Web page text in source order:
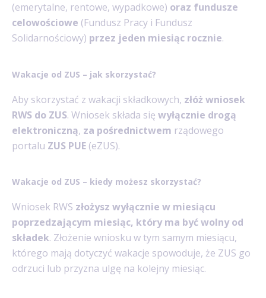
(emerytalne, rentowe, wypadkowe) oraz fundusze
celowościowe (Fundusz Pracy i Fundusz
Solidarnościowy) przez jeden miesiąc rocznie.
Wakacje od ZUS – jak skorzystać?
Aby skorzystać z wakacji składkowych, złóż wniosek
RWS do ZUS. Wniosek składa się wyłącznie drogą
elektroniczną, za pośrednictwem rządowego
portalu ZUS PUE (eZUS).
Wakacje od ZUS – kiedy możesz skorzystać?
Wniosek RWS złożysz wyłącznie w miesiącu
poprzedzającym miesiąc, który ma być wolny od
składek. Złożenie wniosku w tym samym miesiącu,
którego mają dotyczyć wakacje spowoduje, że ZUS go
odrzuci lub przyzna ulgę na kolejny miesiąc.